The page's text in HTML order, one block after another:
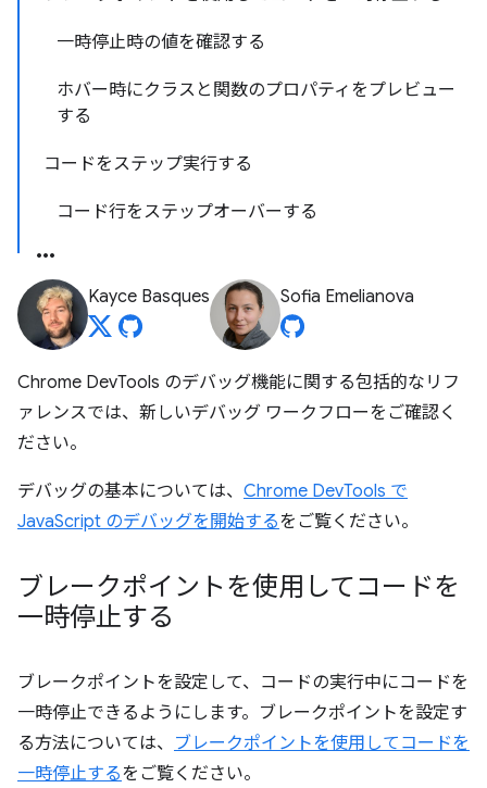
一時停止時の値を確認する
ホバー時にクラスと関数のプロパティをプレビュー
する
コードをステップ実行する
コード行をステップオーバーする
Kayce Basques Sofia Emelianova
Chrome DevTools のデバッグ機能に関する包括的なリフ
ァレンスでは、新しいデバッグ ワークフローをご確認く
ださい。
デバッグの基本については、 Chrome DevTools で
JavaScript のデバッグを開始するをご覧ください。
ブレークポイントを使用してコードを
一時停止する
ブレークポイントを設定して、コードの実行中にコードを
一時停止できるようにします。ブレークポイントを設定す
る方法については、 ブレークポイントを使用してコードを
一時停止するをご覧ください。